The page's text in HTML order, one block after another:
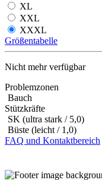
XL
XXL
XXXL
Größentabelle
Nicht mehr verfügbar
Problemzonen
Bauch
Stützkräfte
SK (ultra stark / 5,0)
Büste (leicht / 1,0)
FAQ und Kontaktbereich